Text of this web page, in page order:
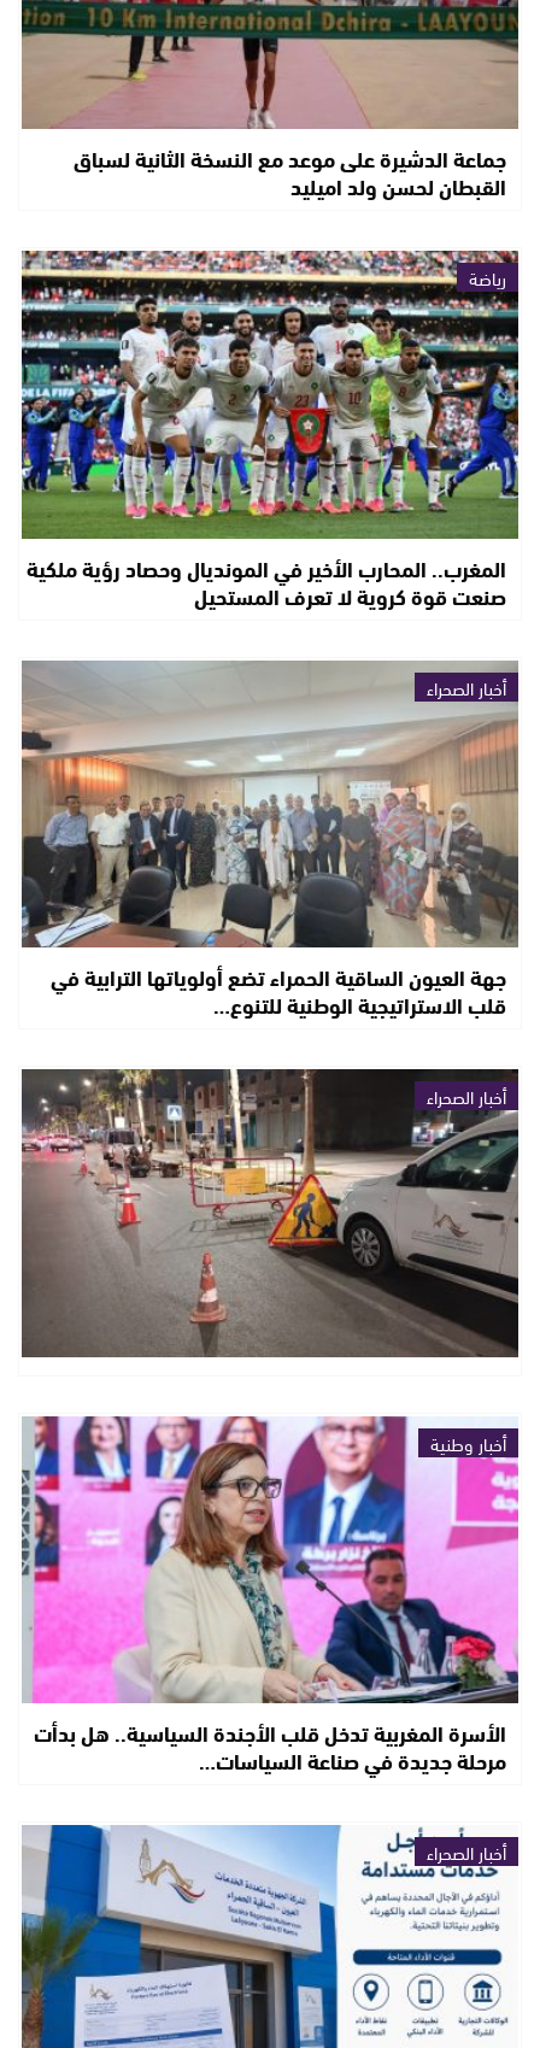
جماعة الدشيرة على موعد مع النسخة الثانية لسباق
القبطان لحسن ولد اميليد
رياضة
المغرب.. المحارب الأخير في المونديال وحصاد رؤية ملكية
صنعت قوة كروية لا تعرف المستحيل
أخبار الصحراء
جهة العيون الساقية الحمراء تضع أولوياتها الترابية في
قلب الاستراتيجية الوطنية للتنوع…
أخبار الصحراء
أخبار وطنية
الأسرة المغربية تدخل قلب الأجندة السياسية.. هل بدأت
مرحلة جديدة في صناعة السياسات…
أخبار الصحراء